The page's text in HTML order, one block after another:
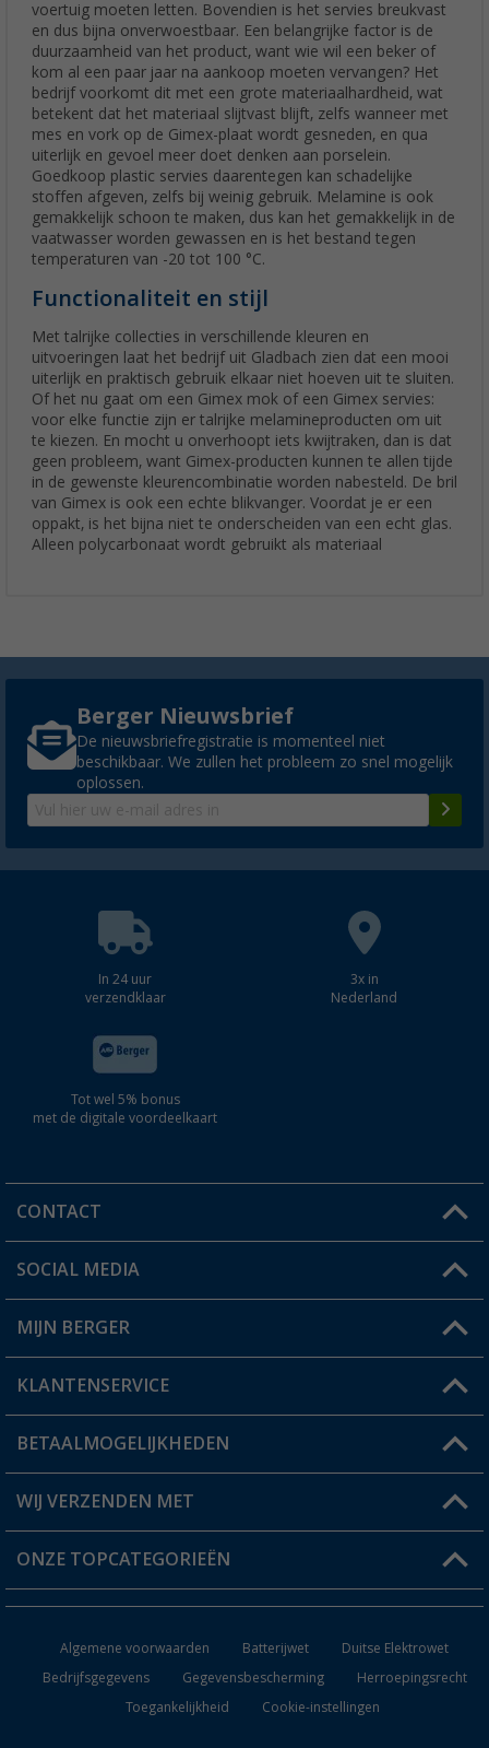
voertuig moeten letten. Bovendien is het servies breukvast
en dus bijna onverwoestbaar. Een belangrijke factor is de
duurzaamheid van het product, want wie wil een beker of
kom al een paar jaar na aankoop moeten vervangen? Het
bedrijf voorkomt dit met een grote materiaalhardheid, wat
betekent dat het materiaal slijtvast blijft, zelfs wanneer met
mes en vork op de Gimex-plaat wordt gesneden, en qua
uiterlijk en gevoel meer doet denken aan porselein.
Goedkoop plastic servies daarentegen kan schadelijke
stoffen afgeven, zelfs bij weinig gebruik. Melamine is ook
gemakkelijk schoon te maken, dus kan het gemakkelijk in de
vaatwasser worden gewassen en is het bestand tegen
temperaturen van -20 tot 100 °C.
Functionaliteit en stijl
Met talrijke collecties in verschillende kleuren en
uitvoeringen laat het bedrijf uit Gladbach zien dat een mooi
uiterlijk en praktisch gebruik elkaar niet hoeven uit te sluiten.
Of het nu gaat om een Gimex mok of een Gimex servies:
voor elke functie zijn er talrijke melamineproducten om uit
te kiezen. En mocht u onverhoopt iets kwijtraken, dan is dat
geen probleem, want Gimex-producten kunnen te allen tijde
in de gewenste kleurencombinatie worden nabesteld. De bril
van Gimex is ook een echte blikvanger. Voordat je er een
oppakt, is het bijna niet te onderscheiden van een echt glas.
Alleen polycarbonaat wordt gebruikt als materiaal
Berger Nieuwsbrief
De nieuwsbriefregistratie is momenteel niet
beschikbaar. We zullen het probleem zo snel mogelijk
oplossen.
In 24 uur
verzendklaar
3x in
Nederland
Tot wel 5% bonus
met de digitale voordeelkaart
CONTACT
Een vraag?
Winkel vinden
SOCIAL MEDIA
MIJN BERGER
Mijn account
Status bestelling
Verlanglijstje
KLANTENSERVICE
FAQ & Contact
Verzendinformatie
Catalogus
BETAALMOGELIJKHEDEN
WIJ VERZENDEN MET
ONZE TOPCATEGORIEËN
Keukenaccessoires
Campingmeubilair
Algemene voorwaarden Batterijwet
Duitse Elektrowet
Bedrijfsgegevens
Gegevensbescherming
Herroepingsrecht
Toegankelijkheid
Cookie-instellingen